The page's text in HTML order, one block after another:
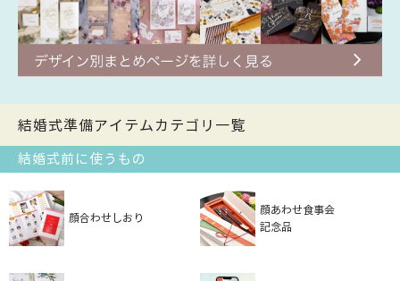
結婚式準備アイテムカテゴリ一覧
結婚式前に使うもの
顔合わせしおり
顔あわせ食事会
記念品